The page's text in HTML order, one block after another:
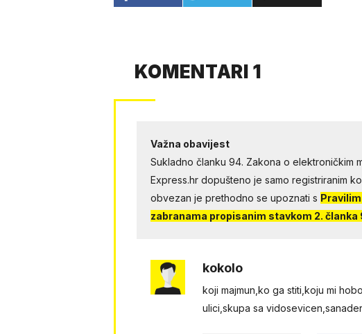
KOMENTARI 1
Važna obavijest
Sukladno članku 94. Zakona o elektroničkim
Express.hr dopušteno je samo registriranim
obvezan je prethodno se upoznati s
zabranama propisanim stavkom 2. članka
kokolo
koji majmun,ko ga stiti,koju mi
ulici,skupa sa